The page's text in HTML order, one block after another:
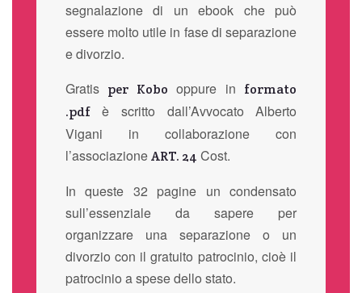
segnalazione di un ebook che può
essere molto utile in fase di separazione
e divorzio.
Gratis per Kobo oppure in formato
.pdfè scritto dall’Avvocato Alberto
Vigani in collaborazione con
l’associazioneART. 24 Cost.
In queste 32 pagine un condensato
sull’essenziale da sapere per
organizzare una separazione o un
divorzio con il gratuito patrocinio, cioè il
patrocinio a spese dello stato.